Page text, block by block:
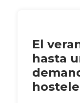
El
hasta